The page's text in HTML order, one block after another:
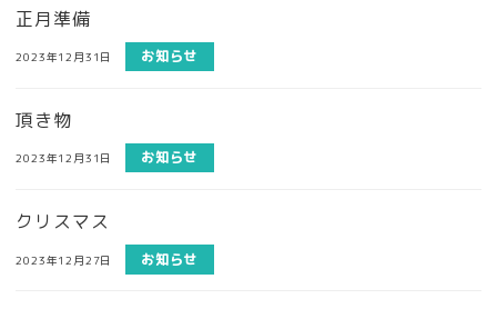
正月準備
2023年12月31日 お知らせ
頂き物
2023年12月31日 お知らせ
クリスマス
2023年12月27日 お知らせ